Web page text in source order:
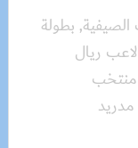
الصيفية, بطولة
ريال
منتخب